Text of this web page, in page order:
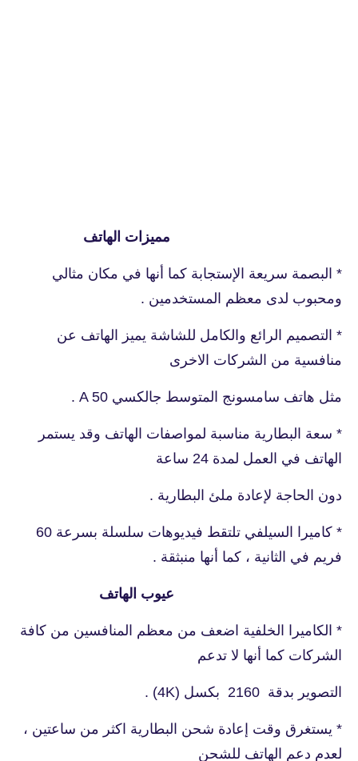
مميزات الهاتف
* البصمة سريعة الإستجابة كما أنها في مكان مثالي
ومحبوب لدى معظم المستخدمين .
* التصميم الرائع والكامل للشاشة يميز الهاتف عن
منافسية من الشركات الاخرى
مثل هاتف سامسونج المتوسط جالكسي A 50 .
* سعة البطارية مناسبة لمواصفات الهاتف وقد يستمر
الهاتف في العمل لمدة 24 ساعة
دون الحاجة لإعادة ملئ البطارية .
* كاميرا السيلفي تلتقط فيديوهات سلسلة بسرعة 60
فريم في الثانية ، كما أنها منبثقة .
عيوب الهاتف
* الكاميرا الخلفية اضعف من معظم المنافسين من كافة
الشركات كما أنها لا تدعم
التصوير بدقة 2160 بكسل (4K) .
* يستغرق وقت إعادة شحن البطارية اكثر من ساعتين ،
لعدم دعم الهاتف للشحن